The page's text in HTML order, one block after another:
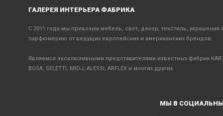
ГАЛЕРЕЯ ИНТЕРЬЕРА ФАБРИКА
С 2011 года мы привозим мебель, свет, декор, текстиль, украшения
парфюмерию от ведущих европейских и американских брендов.
Являемся эксклюзивными представителями известных фабрик
BOSA, SELETTI, MIDJ, ALESSI, ARFLEX и многих других
МЫ В